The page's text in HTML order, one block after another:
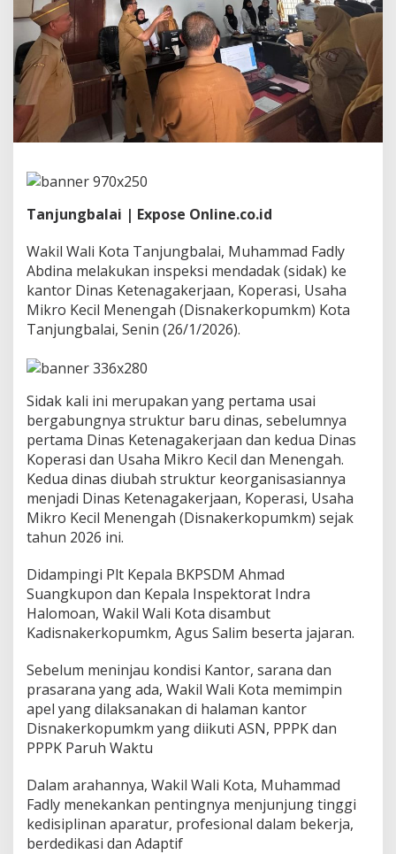
n
j
u
g
b
a
l
a
d
a
K
e
K
a
n
t
i
s
a
k
e
r
k
o
m
k
m
Tanjungbalai | Expose Online.co.id
Wakil Wali Kota Tanjungbalai, Muhammad Fadly
Abdina melakukan inspeksi mendadak (sidak) ke
kantor Dinas Ketenagakerjaan, Koperasi, Usaha
Mikro Kecil Menengah (Disnakerkopumkm) Kota
Tanjungbalai, Senin (26/1/2026).
Sidak kali ini merupakan yang pertama usai
bergabungnya struktur baru dinas, sebelumnya
pertama Dinas Ketenagakerjaan dan kedua Dinas
Koperasi dan Usaha Mikro Kecil dan Menengah.
Kedua dinas diubah struktur keorganisasiannya
menjadi Dinas Ketenagakerjaan, Koperasi, Usaha
Mikro Kecil Menengah (Disnakerkopumkm) sejak
tahun 2026 ini.
Didampingi Plt Kepala BKPSDM Ahmad
Suangkupon dan Kepala Inspektorat Indra
Halomoan, Wakil Wali Kota disambut
Kadisnakerkopumkm, Agus Salim beserta jajaran.
Sebelum meninjau kondisi Kantor, sarana dan
prasarana yang ada, Wakil Wali Kota memimpin
apel yang dilaksanakan di halaman kantor
Disnakerkopumkm yang diikuti ASN, PPPK dan
PPPK Paruh Waktu
Dalam arahannya, Wakil Wali Kota, Muhammad
Fadly menekankan pentingnya menjunjung tinggi
kedisiplinan aparatur, profesional dalam bekerja,
berdedikasi dan Adaptif